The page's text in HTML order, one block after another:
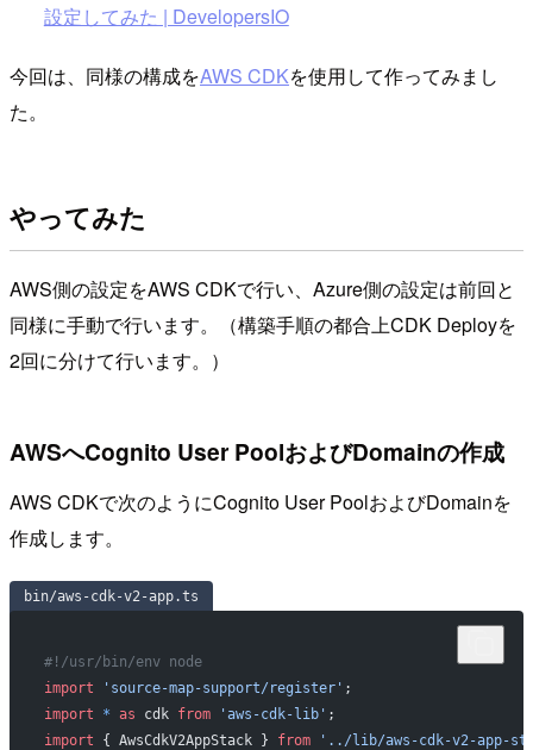
設定してみた | DevelopersIO
今回は、同様の構成をAWS CDKを使用して作ってみまし
た。
やってみた
AWS側の設定をAWS CDKで行い、Azure側の設定は前回と
同様に手動で行います。（構築手順の都合上CDK Deployを
2回に分けて行います。）
AWSへCognito User PoolおよびDomainの作成
AWS CDKで次のようにCognito User PoolおよびDomainを
作成します。
bin/aws-cdk-v2-app.ts
#!/usr/bin/env node
import 'source-map-support/register' ;
import * as cdk from 'aws-cdk-lib' ;
import { AwsCdkV2AppStack } from '../lib/aws-cdk-v2-app-